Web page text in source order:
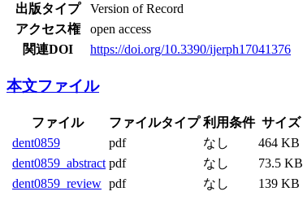
出版タイプ
Version of Record
アクセス権
open access
関連DOI
https://doi.org/10.3390/ijerph17041376
本文ファイル
ファイル ファイルタイプ 利用条件 サイズ
dent0859
pdf なし 464 KB
dent0859_abstract pdf なし 73.5 KB
dent0859_review pdf なし 139 KB